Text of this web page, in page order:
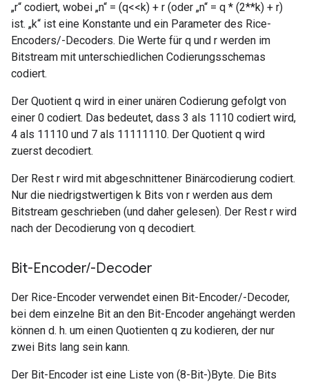
„r“ codiert, wobei „n“ = (q<<k) + r (oder „n“ = q * (2**k) + r)
ist. „k“ ist eine Konstante und ein Parameter des Rice-
Encoders/-Decoders. Die Werte für q und r werden im
Bitstream mit unterschiedlichen Codierungsschemas
codiert.
Der Quotient q wird in einer unären Codierung gefolgt von
einer 0 codiert. Das bedeutet, dass 3 als 1110 codiert wird,
4 als 11110 und 7 als 11111110. Der Quotient q wird
zuerst decodiert.
Der Rest r wird mit abgeschnittener Binärcodierung codiert.
Nur die niedrigstwertigen k Bits von r werden aus dem
Bitstream geschrieben (und daher gelesen). Der Rest r wird
nach der Decodierung von q decodiert.
Bit-Encoder/-Decoder
Der Rice-Encoder verwendet einen Bit-Encoder/-Decoder,
bei dem einzelne Bit an den Bit-Encoder angehängt werden
können d. h. um einen Quotienten q zu kodieren, der nur
zwei Bits lang sein kann.
Der Bit-Encoder ist eine Liste von (8-Bit-)Byte. Die Bits